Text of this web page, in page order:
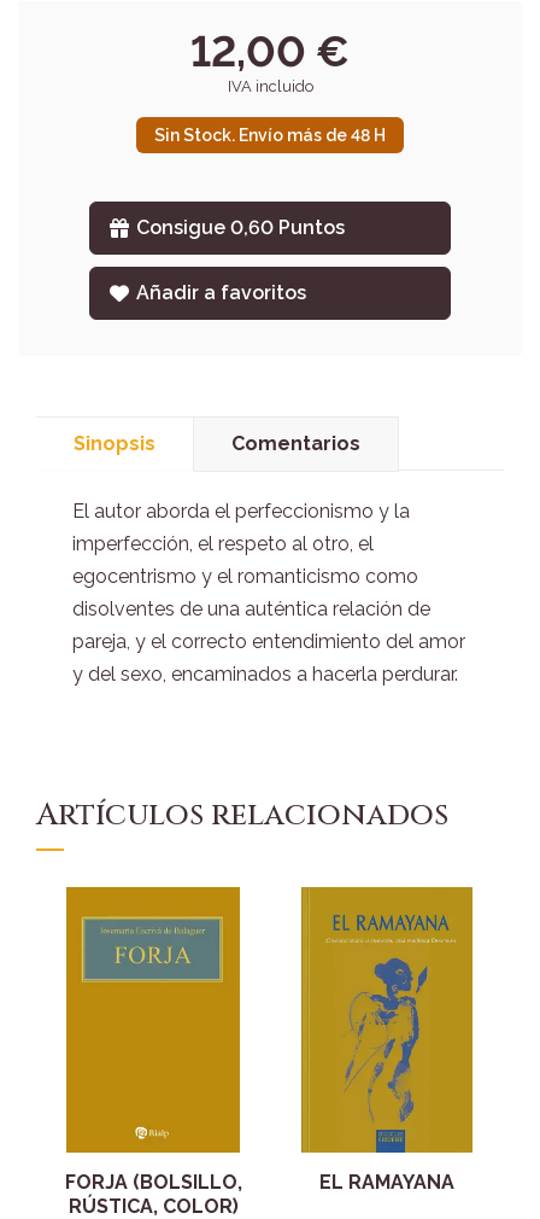
12,00 €
IVA incluido
Sin Stock. Envío más de 48 H
Consigue 0,60 Puntos
Añadir a favoritos
Sinopsis Comentarios
El autor aborda el perfeccionismo y la
imperfección, el respeto al otro, el
egocentrismo y el romanticismo como
disolventes de una auténtica relación de
pareja, y el correcto entendimiento del amor
y del sexo, encaminados a hacerla perdurar.
Artículos relacionados
FORJA (BOLSILLO,
RÚSTICA, COLOR)
EL RAMAYANA